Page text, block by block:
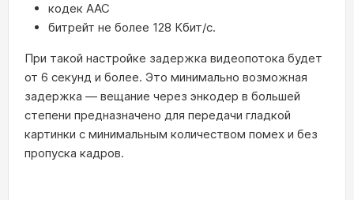
кодек AAC
битрейт не более 128 Кбит/с.
При такой настройке задержка видеопотока будет
от 6 секунд и более. Это минимально возможная
задержка — вещание через энкодер в большей
степени предназначено для передачи гладкой
картинки с минимальным количеством помех и без
пропуска кадров.